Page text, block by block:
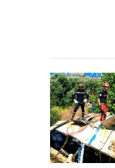
إحباط محاولة تهريب 1084 هاتفا
قرص مهلوس